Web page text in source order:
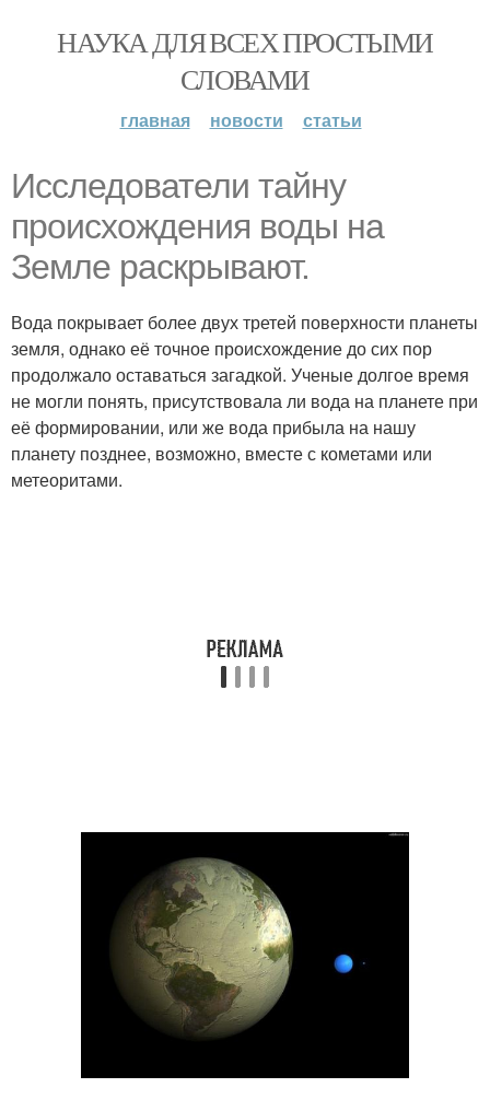
НАУКА ДЛЯ ВСЕХ ПРОСТЫМИ
СЛОВАМИ
главная новости статьи
Исследователи тайну
происхождения воды на
Земле раскрывают.
Вода покрывает более двух третей поверхности планеты
земля, однако её точное происхождение до сих пор
продолжало оставаться загадкой. Ученые долгое время
не могли понять, присутствовала ли вода на планете при
её формировании, или же вода прибыла на нашу
планету позднее, возможно, вместе с кометами или
метеоритами.